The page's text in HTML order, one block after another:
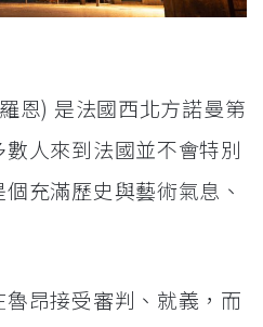
恩) 是法國西北方諾曼第
人來到法國並不會特別
充滿歷史與藝術氣息、
昂接受審判、就義，而